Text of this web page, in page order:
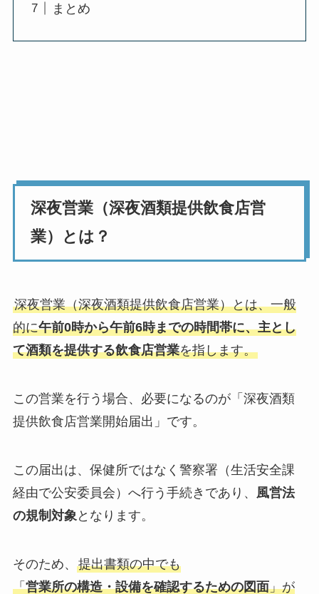
まとめ
深夜営業（深夜酒類提供飲食店営
業）とは？
深夜営業（深夜酒類提供飲食店営業）とは、一般
的に午前0時から午前6時までの時間帯に、主とし
て酒類を提供する飲食店営業を指します。
この営業を行う場合、必要になるのが「深夜酒類
提供飲食店営業開始届出」です。
この届出は、保健所ではなく警察署（生活安全課
経由で公安委員会）へ行う手続きであり、 風営法
の規制対象となります。
そのため、 提出書類の中でも
「営業所の構造・設備を確認するための図面」が